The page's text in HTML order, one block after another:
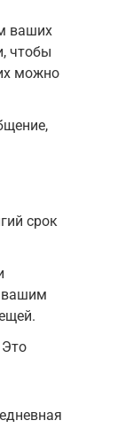
ваших
чтобы
можно
срок
вашим